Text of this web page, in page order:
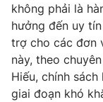
không phải là
hưởng đến uy
trợ cho các đơn
này, theo
Hiếu, chính
giai đoạn khó